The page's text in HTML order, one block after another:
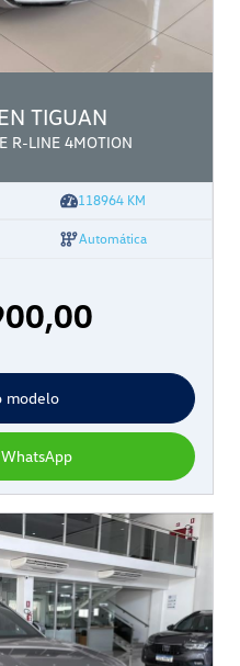
TIGUAN
R-LINE 4MOTION
118964 KM
Automática
modelo